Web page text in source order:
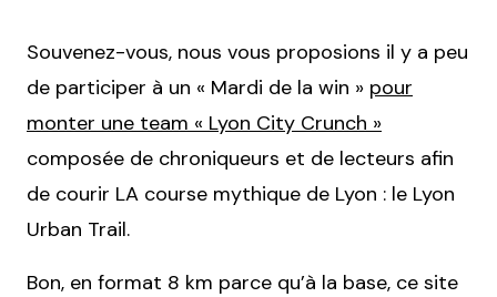
Souvenez-vous, nous vous proposions il y a peu
de participer à un « Mardi de la win » pour
monter une team « Lyon City Crunch »
composée de chroniqueurs et de lecteurs afin
de courir LA course mythique de Lyon : le Lyon
Urban Trail.
Bon, en format 8 km parce qu’à la base, ce site